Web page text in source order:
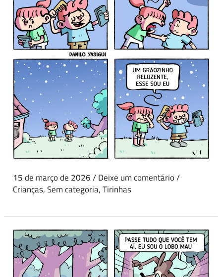
15 de março de 2026/Deixe um comentário/
Crianças,Sem categoria,Tirinhas